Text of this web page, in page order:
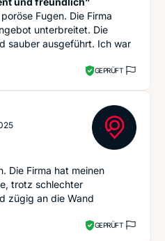
Fugen. Die Firma
unterbreitet. Die
sauber ausgeführt. Ich war
GEPRÜFT
Die Firma hat meinen
trotz schlechter
zügig an die Wand
GEPRÜFT